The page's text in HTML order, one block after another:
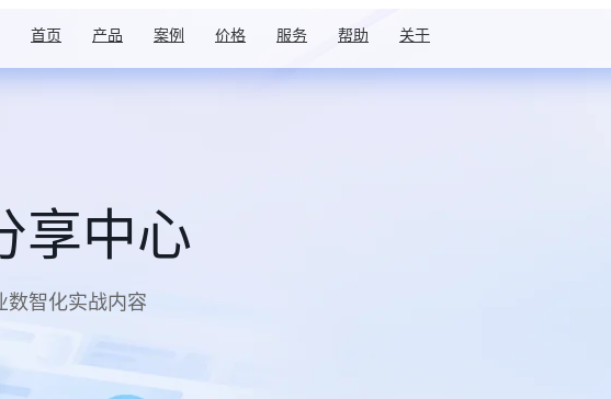
首页 产品 案例 价格 服务 帮助 关于
享中心
数智化实战内容